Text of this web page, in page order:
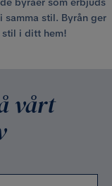
stil. Byrån ger
i ditt hem!
vårt